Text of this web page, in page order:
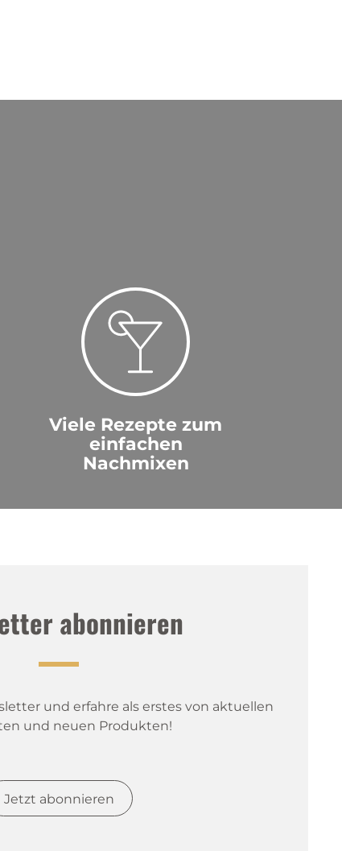
Viele Rezepte zum
einfachen
Nachmixen
abonnieren
und erfahre als erstes von aktuellen
und neuen Produkten!
Jetzt abonnieren